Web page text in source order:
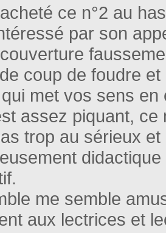
ce n°2 au
par son
coup de foudre
met vos sens en
assez piquant, ce
trop au sérieux
me semble
aux lectrices et